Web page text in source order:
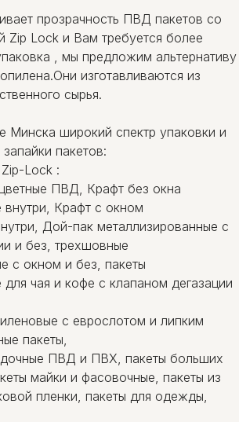
прозрачность ПВД пакетов со
Zip Lock и Вам требуется более
, мы предложим альтернативу
изготавливаются из
сырья.
Минска широкий спектр упаковки и
пакетов:
Lock :
ПВД, Крафт без окна
внутри, Крафт с окном
Дой-пак металлизированные с
и без, трехшовные
с окном и без, пакеты
чая и кофе с клапаном дегазации
с еврослотом и липким
пакеты,
ПВД и ПВХ, пакеты больших
майки и фасовочные, пакеты из
пленки, пакеты для одежды,